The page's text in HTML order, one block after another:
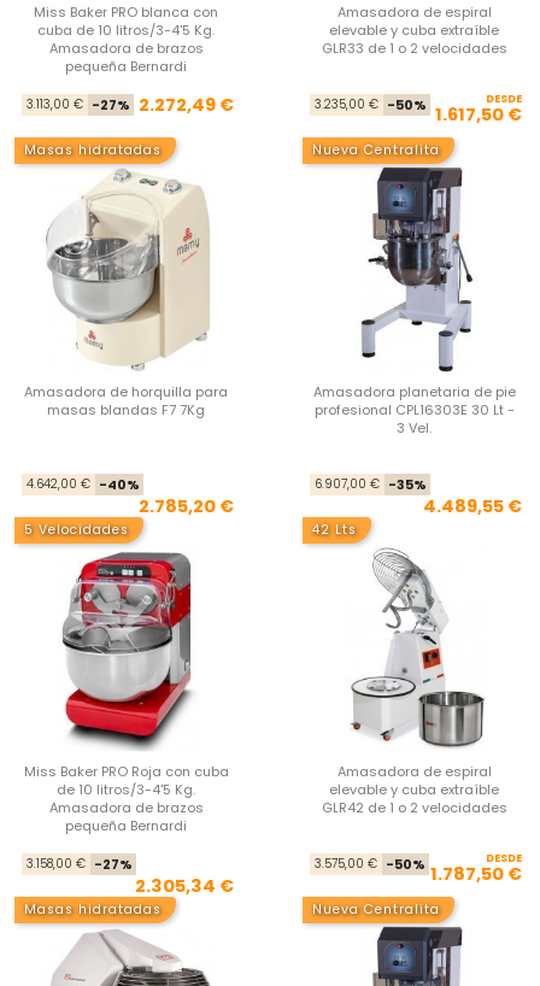
Miss Baker PRO blanca con
cuba de 10 litros/3-4'5 Kg.
Amasadora de brazos
pequeña Bernardi
Precio base
3.113,00 € -27% Precio
2.272,49 €
Amasadora de espiral
elevable y cuba extraíble
GLR33 de 1 o 2 velocidades
3.235,00 € -50% DESDE
1.617,50 €
Masas hidratadas
Amasadora de horquilla para
masas blandas F7 7Kg
Precio base
4.642,00 € -40%
2.785,20 €
Nueva Centralita
Amasadora planetaria de pie
profesional CPL16303E 30 Lt -
3 Vel.
6.907,00 € -35%
4.489,55 €
5 Velocidades
Miss Baker PRO Roja con cuba
de 10 litros/3-4'5 Kg.
Amasadora de brazos
pequeña Bernardi
Precio base
3.158,00 € -27%
2.305,34 €
42 Lts
Amasadora de espiral
elevable y cuba extraíble
GLR42 de 1 o 2 velocidades
3.575,00 € -50% DESDE
1.787,50 €
Masas hidratadas Nueva Centralita